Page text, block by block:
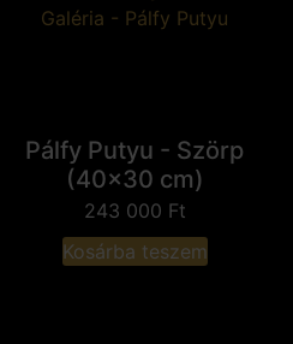
Pálfy Putyu - Szörp
(40x30 cm)
243 000 Ft
Kosárba teszem